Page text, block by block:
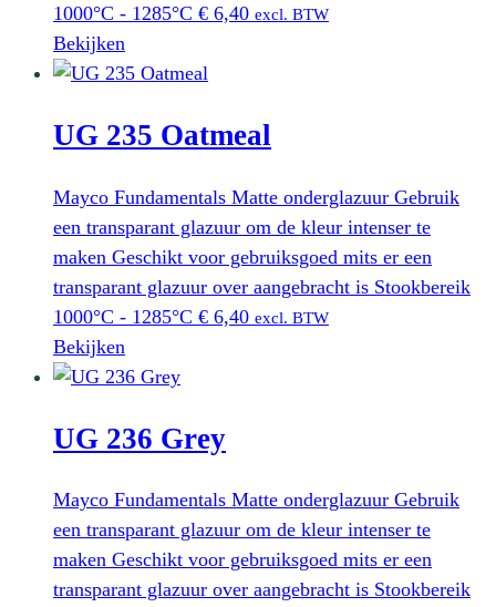
1000°C - 1285°C € 6,40 excl. BTW
Bekijken
UG 235 Oatmeal
Mayco Fundamentals Matte onderglazuur Gebruik
een transparant glazuur om de kleur intenser te
maken Geschikt voor gebruiksgoed mits er een
transparant glazuur over aangebracht is Stookbereik
1000°C - 1285°C € 6,40 excl. BTW
Bekijken
UG 236 Grey
Mayco Fundamentals Matte onderglazuur Gebruik
een transparant glazuur om de kleur intenser te
maken Geschikt voor gebruiksgoed mits er een
transparant glazuur over aangebracht is Stookbereik